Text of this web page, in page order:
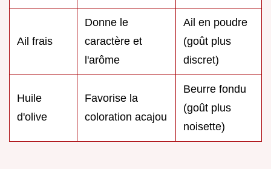
Ail frais
Donne le
caractère et
l'arôme
Ail en poudre
(goût plus
discret)
Huile
d'olive
Favorise la
coloration acajou
Beurre fondu
(goût plus
noisette)